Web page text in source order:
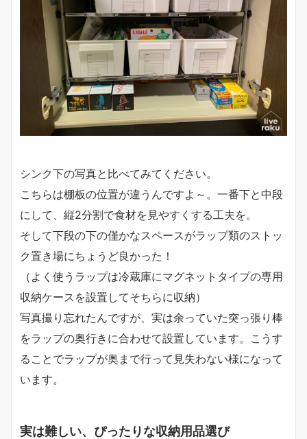
シンク下の写真と比べてみてください。
こちらは棚板の位置が違うんですよ～。一番下と中段
にして、縦2分割で食材を見やすくする工夫を。
そして下段の下の僅かなスペースがラップ類のストッ
ク置き場にちょうど良かった！
（よく使うラップは冷蔵庫にマグネットタイプの専用
収納ケースを設置してそちらに収納）
写真撮り忘れたんですが、実は余っていた突っ張り棒
をラップの奥行きに合わせて設置しています。こうす
ることでラップが奥まで行って見失わない様になって
います。
実は難しい、ぴったりな収納用品選び